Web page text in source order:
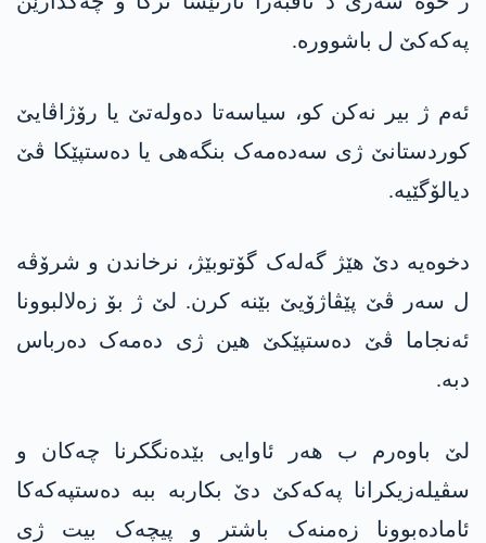
پەکەکێ ل باشوورە.
ئەم ژ بیر نەکن کو، سیاسەتا دەولەتێ یا رۆژاڤایێ
کوردستانێ ژی سەدەمەک بنگەھی یا دەستپێکا ڤێ
دیالۆگێیە.
دخوەیە دێ ھێژ گەلەک گۆتوبێژ، نرخاندن و شرۆڤە
ل سەر ڤێ پێڤاژۆیێ بێنە کرن. لێ ژ بۆ زەلالبوونا
ئەنجاما ڤێ دەستپێکێ ھین ژی دەمەک دەرباس
دبە.
لێ باوەرم ب ھەر ئاوایی بێدەنگکرنا چەکان و
سڤیلەزیکرانا پەکەکێ دێ بکاربە ببە دەستپەکەکا
ئامادەبوونا زەمنەک باشتر و پیچەک بیت ژی